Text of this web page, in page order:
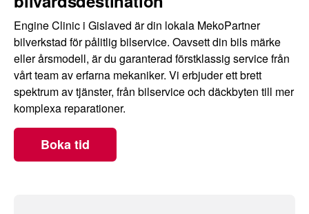
Engine Clinic i Gislaved är din lokala MekoPartner
bilverkstad för pålitlig bilservice. Oavsett din bils märke
eller årsmodell, är du garanterad förstklassig service från
vårt team av erfarna mekaniker. Vi erbjuder ett brett
spektrum av tjänster, från bilservice och däckbyten till mer
komplexa reparationer.
Boka tid